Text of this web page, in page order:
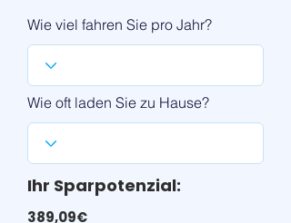
Wie viel fahren Sie pro Jahr?
Wie oft laden Sie zu Hause?
Ihr Sparpotenzial:
389,09€